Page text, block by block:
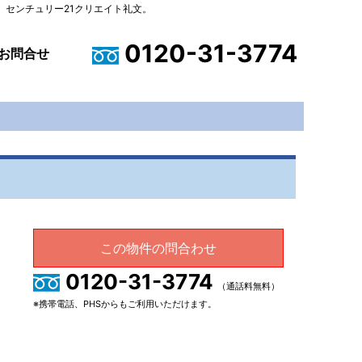
ンチュリー21クリエイト礼文。
0120-31-3774
問合せ
この物件の問合わせ
0120-31-3774
（通話料無料）
※携帯電話、PHSからもご利用いただけます。